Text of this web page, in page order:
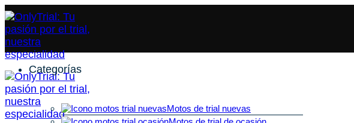
Categorías
Motos de trial nuevas